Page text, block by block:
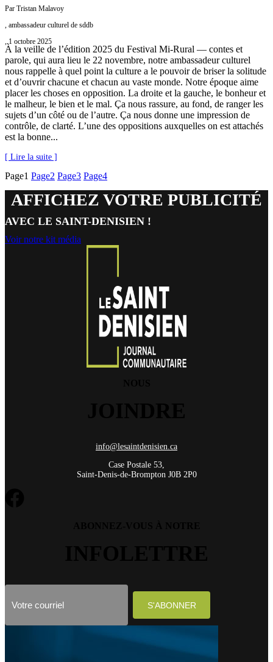
Par Tristan Malavoy
, ambassadeur culturel de sddb
, 1 octobre 2025
À la veille de l’édition 2025 du Festival Mi-Rural — contes et
parole, qui aura lieu le 22 novembre, notre ambassadeur culturel
nous rappelle à quel point la culture a le pouvoir de briser la solitude
et d’ouvrir chacune et chacun au vaste monde. Notre époque aime
placer les choses en opposition. La droite et la gauche, le bonheur et
le malheur, le bien et le mal. Ça nous rassure, au fond, de ranger les
sujets d’un côté ou de l’autre. Ça nous donne une impression de
contrôle, de clarté. L’une des oppositions auxquelles on est attachés
est la bonne...
[ Lire la suite ]
Page1 Page2 Page3 Page4
AFFICHEZ VOTRE PUBLICITÉ
AVEC LE SAINT-DENISIEN !
Voir notre kit média
info@lesaintdenisien.ca
Case Postale 53,
Saint-Denis-de-Brompton J0B 2P0